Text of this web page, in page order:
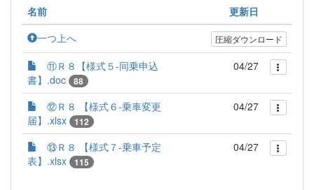
名前
更新日
一つ上へ
圧縮ダウンロード
⑪Ｒ８【様式５‐同乗申込
書】.doc
88
04/27
⑫Ｒ８ 【様式６‐乗車変更
届】.xlsx
112
04/27
⑬Ｒ８ 【様式７‐乗車予定
表】.xlsx
115
04/27